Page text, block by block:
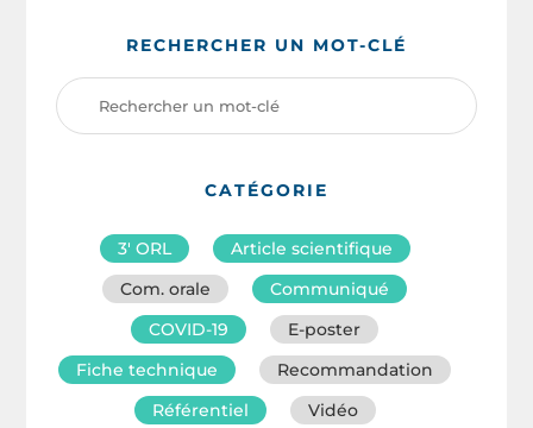
RECHERCHER UN MOT-CLÉ
CATÉGORIE
3′ ORL
Article scientifique
Com. orale
Communiqué
COVID-19
E-poster
Fiche technique
Recommandation
Référentiel
Vidéo